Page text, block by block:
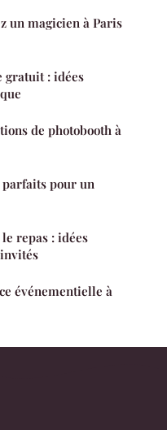
un magicien à Paris
gratuit : idées
de photobooth à
parfaits pour un
repas : idées
événementielle à